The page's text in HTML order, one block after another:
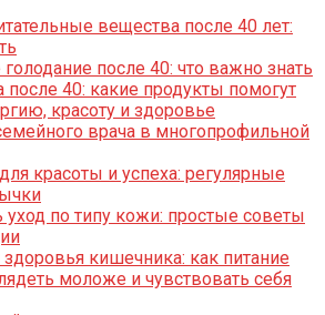
вещества после 40 лет:
после 40: что важно знать
после 40: какие продукты помогут
красоту и здоровье
врача в многопрофильной
красоты и успеха: регулярные
уход по типу кожи: простые советы
кишечника: как питание
моложе и чувствовать себя